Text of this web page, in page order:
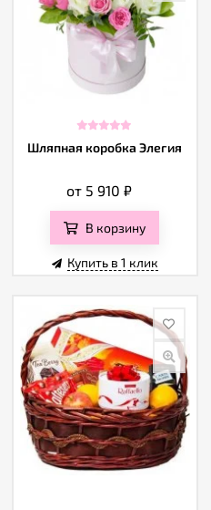
Шляпная коробка Элегия
от 5 910₽
В корзину
Купить в 1 клик